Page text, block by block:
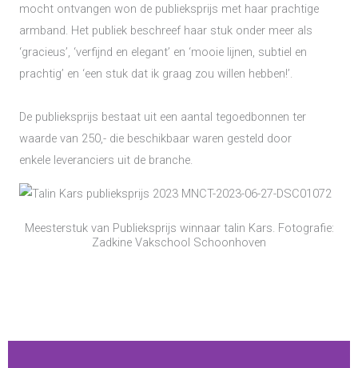
mocht ontvangen won de publieksprijs met haar prachtige
armband. Het publiek beschreef haar stuk onder meer als
‘gracieus’, ‘verfijnd en elegant’ en ‘mooie lijnen, subtiel en
prachtig’ en ‘een stuk dat ik graag zou willen hebben!’.
De publieksprijs bestaat uit een aantal tegoedbonnen ter
waarde van 250,- die beschikbaar waren gesteld door
enkele leveranciers uit de branche.
Meesterstuk van Publieksprijs winnaar talin Kars. Fotografie:
Zadkine Vakschool Schoonhoven